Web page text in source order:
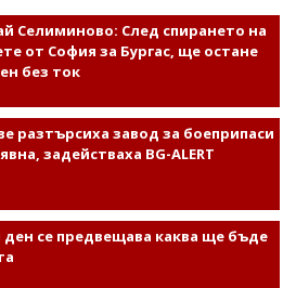
Селиминово: След спирането на
от София за Бургас, ще остане
без ток
разтърсиха завод за боеприпаси
задействаха BG-ALERT
ден се предвещава каква ще бъде